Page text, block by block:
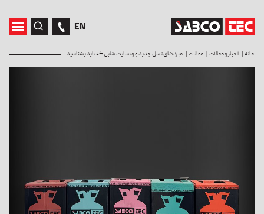
EN
خانه اخبار و مقالات مقالات مبردهای نسل جدید و وبسایت هایی که باید بشناسید